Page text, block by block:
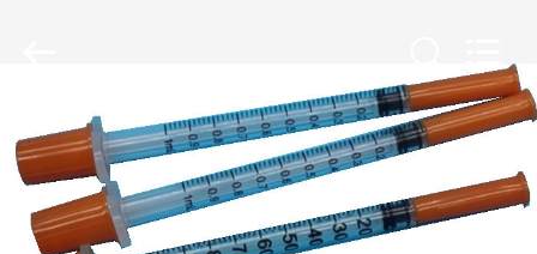
ΣΠΊΤΙ
ΠΡΟΪΌΝΤΑ